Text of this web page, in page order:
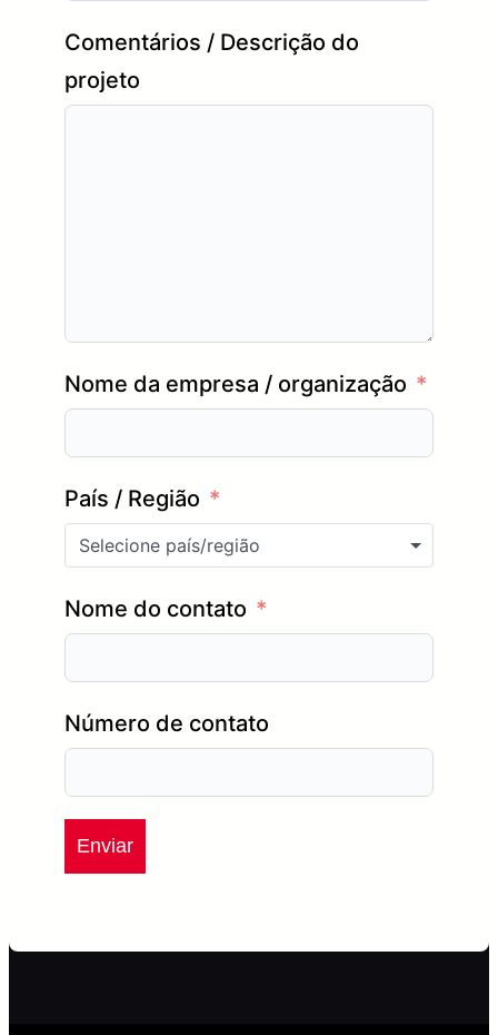
Comentários / Descrição do
projeto
Nome da empresa / organização
País / Região
Selecione país/região
Nome do contato
Número de contato
Enviar